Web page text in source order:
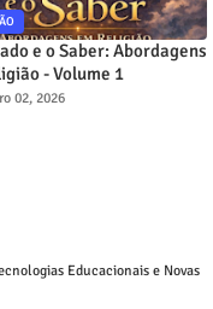
e o Saber: Abordagens
- Volume 1
02, 2026
Educacionais e Novas